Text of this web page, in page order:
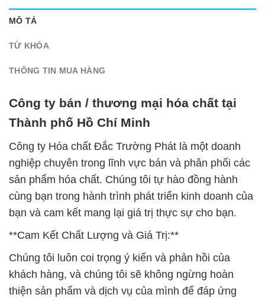
MÔ TẢ
TỪ KHÓA
THÔNG TIN MUA HÀNG
Công ty bán / thương mại hóa chất tại
Thành phố Hồ Chí Minh
Công ty Hóa chất Đắc Trường Phát là một doanh
nghiệp chuyên trong lĩnh vực bán và phân phối các
sản phẩm hóa chất. Chúng tôi tự hào đồng hành
cùng bạn trong hành trình phát triển kinh doanh của
bạn và cam kết mang lại giá trị thực sự cho bạn.
**Cam Kết Chất Lượng và Giá Trị:**
Chúng tôi luôn coi trọng ý kiến và phản hồi của
khách hàng, và chúng tôi sẽ không ngừng hoàn
thiện sản phẩm và dịch vụ của mình để đáp ứng